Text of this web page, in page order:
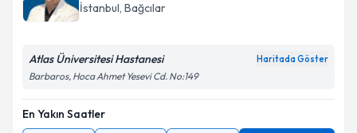
İstanbul, Bağcılar
Atlas Üniversitesi Hastanesi Haritada Göster
Barbaros, Hoca Ahmet Yesevi Cd. No:149
En Yakın Saatler